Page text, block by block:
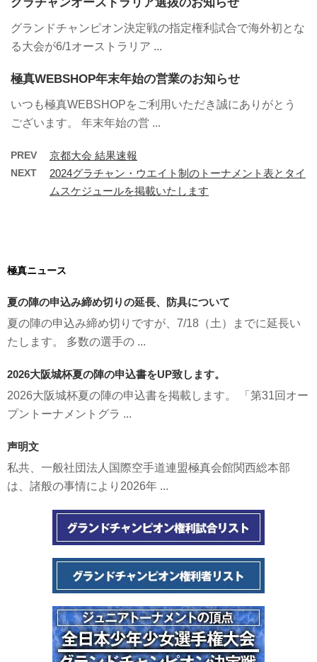
グランドチャンピオン決定戦の指定権利試合で海外初とな
る大会が6/1オーストラリア ...
極真WEBSHOP年末年始の営業のお知らせ
いつも極真WEBSHOPをご利用いただき誠にありがとう
ございます。 年末年始の営 ...
PREV 京都大会 結果速報
NEXT
2024グラチャン・ウエイト制のトーナメント表とタイ
ムスケジュールを掲載いたします
極真ニュース
夏の陣の申込み締め切りの延長、防具について
夏の陣の申込み締め切りですが、7/18（土）までに延長い
たします。 多数の選手の ...
2026大阪城杯夏の陣の申込書をUP致します。
2026大阪城杯夏の陣の申込書を掲載します。 「第31回オー
プントーナメントグラ ...
声明文
私共、一般社団法人国際空手道連盟極真会館関西総本部
は、諸般の事情により2026年 ...